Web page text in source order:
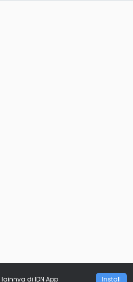
lainnya di IDN App Install